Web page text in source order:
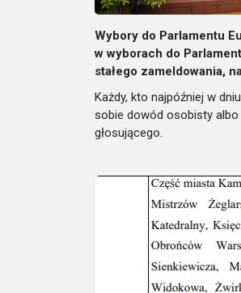
Wybory do Parlamentu
w wyborach do
stałego zameldowania,
Każdy, kto najpóźniej w
sobie dowód osobisty
głosującego.